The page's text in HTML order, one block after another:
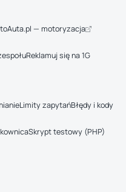
— motoryzacja
Reklamuj się na 1G
Limity zapytańBłędy i kody
Skrypt testowy (PHP)